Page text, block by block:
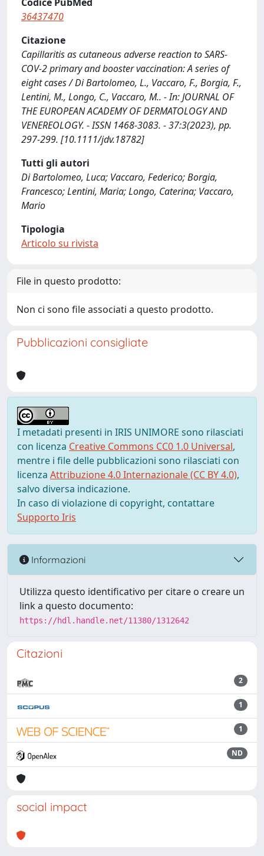
36437470
Citazione
Capillaritis as cutaneous adverse reaction to SARS-
COV-2 primary and booster vaccination: A series of
eight cases / Di Bartolomeo, L., Vaccaro, F., Borgia, F.,
Lentini, M., Longo, C., Vaccaro, M.. - In: JOURNAL OF
THE EUROPEAN ACADEMY OF DERMATOLOGY AND
VENEREOLOGY. - ISSN 1468-3083. - 37:3(2023), pp.
297-299. [10.1111/jdv.18782]
Tutti gli autori
Di Bartolomeo, Luca; Vaccaro, Federico; Borgia,
Francesco; Lentini, Maria; Longo, Caterina; Vaccaro,
Mario
Tipologia
Articolo su rivista
File in questo prodotto:
Non ci sono file associati a questo prodotto.
Pubblicazioni consigliate
I metadati presenti in IRIS UNIMORE sono rilasciati
con licenza Creative Commons CC0 1.0 Universal,
mentre i file delle pubblicazioni sono rilasciati con
licenza Attribuzione 4.0 Internazionale (CC BY 4.0),
salvo diversa indicazione.
In caso di violazione di copyright, contattare
Supporto Iris
Informazioni
Utilizza questo identificativo per citare o creare un
link a questo documento:
https://hdl.handle.net/11380/1312642
Citazioni
2
1
1
ND
social impact